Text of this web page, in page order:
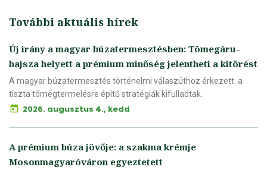
További aktuális hírek
Új irány a magyar búzatermesztésben: Tömegáru-
hajsza helyett a prémium minőség jelentheti a kitörést
A magyar búzatermesztés történelmi válaszúthoz érkezett: a
tiszta tömegtermelésre építő stratégiák kifulladtak.
2026. augusztus 4., kedd
A prémium búza jövője: a szakma krémje
Mosonmagyaróváron egyeztetett